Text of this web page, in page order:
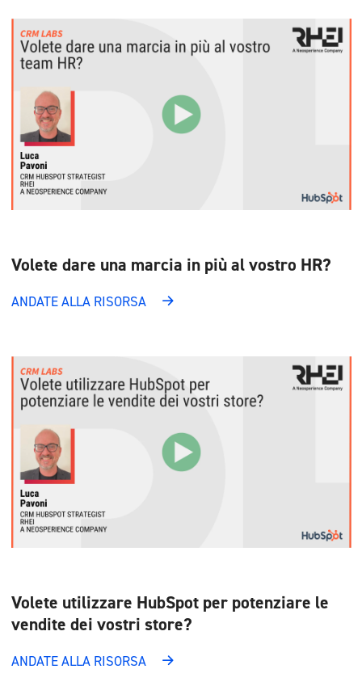
Volete dare una marcia in più al vostro HR?
ANDATE ALLA RISORSA
Volete utilizzare HubSpot per potenziare le
vendite dei vostri store?
ANDATE ALLA RISORSA